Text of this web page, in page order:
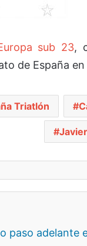
sub 23,
de España
Triatlón
paso adelante